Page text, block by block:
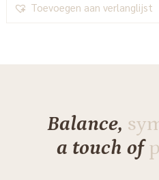
Toevoegen aan verlanglijst
Balance,
a touch of